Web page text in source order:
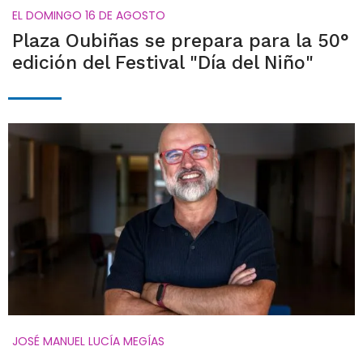
EL DOMINGO 16 DE AGOSTO
Plaza Oubiñas se prepara para la 50°
edición del Festival "Día del Niño"
JOSÉ MANUEL LUCÍA MEGÍAS